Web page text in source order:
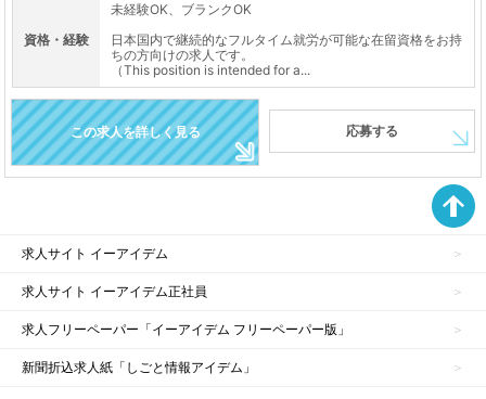
資格・経験
未経験OK、ブランクOK
日本国内で継続的なフルタイム就労が可能な在留資格をお持
ちの方向けの求人です。
（This position is intended for a...
この求人を詳しく見る 応募する
求人サイト イーアイデム
求人サイト イーアイデム正社員
求人フリーペーパー「イーアイデム フリーペーパー版」
新聞折込求人紙「しごと情報アイデム」